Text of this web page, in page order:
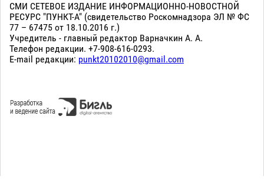
СМИ СЕТЕВОЕ ИЗДАНИЕ ИНФОРМАЦИОННО-НОВОСТНОЙ
РЕСУРС "ПУНКТ-А" (свидетельство Роскомнадзора ЭЛ № ФС
77 – 67475 от 18.10.2016 г.)
Учредитель - главный редактор Варначкин А. А.
Телефон редакции. +7-908-616-0293.
E-mail редакции: punkt20102010@gmail.com